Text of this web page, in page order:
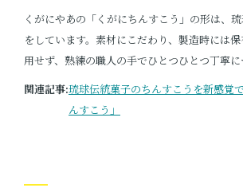
くがにやあの「くがにちんすこう」の形は、
をしています。素材にこだわり、製造時には
用せず、熟練の職人の手でひとつひとつ丁寧に
関連記事:琉球伝統菓子のちんすこうを新感覚
んすこう」